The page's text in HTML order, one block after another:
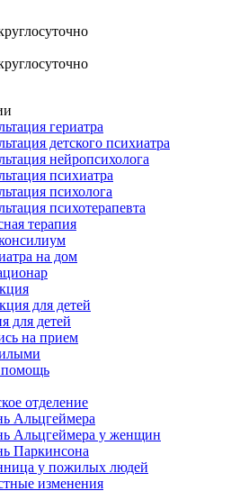
гериатра
детского психиатра
нейропсихолога
психиатра
психолога
психотерапевта
терапия
на дом
для детей
для детей
на прием
помощь
отделение
Альцгеймера
Альцгеймера у женщин
Паркинсона
у пожилых людей
изменения